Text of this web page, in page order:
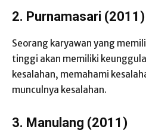
2. Purnamasari (2011)
Seorang karyawan yang
tinggi akan memiliki
kesalahan, memahami
munculnya kesalahan.
3. Manulang (2011)